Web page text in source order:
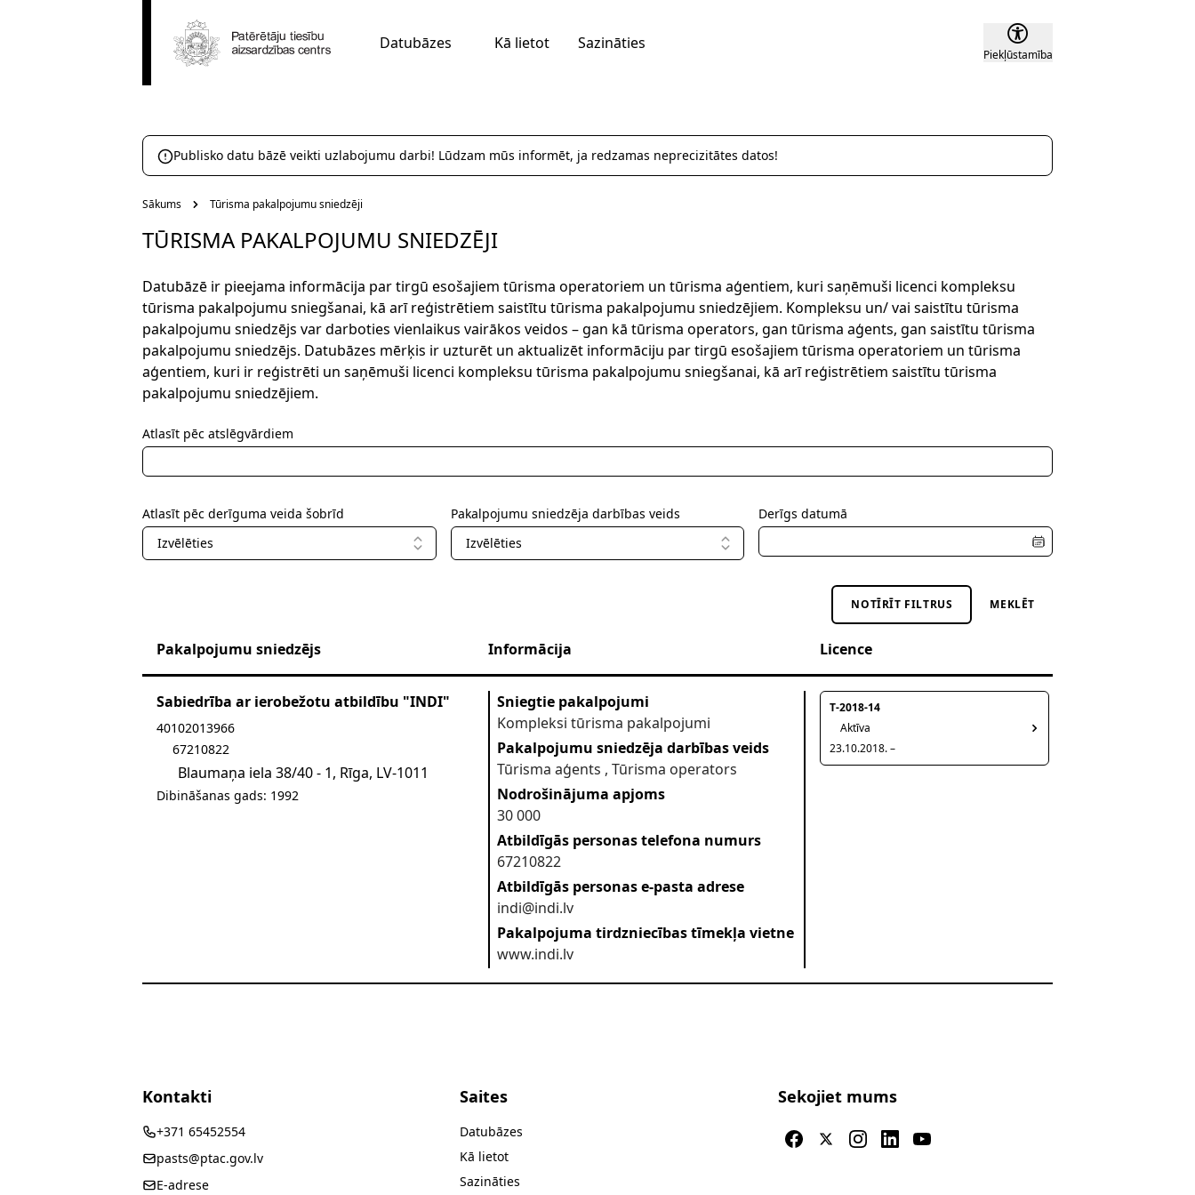
Datubāzes Kā lietot Sazināties
Piekļūstamība
Publisko datu bāzē veikti uzlabojumu darbi! Lūdzam mūs informēt, ja redzamas neprecizitātes datos!
Sākums Tūrisma pakalpojumu sniedzēji
TŪRISMA PAKALPOJUMU SNIEDZĒJI
Datubāzē ir pieejama informācija par tirgū esošajiem tūrisma operatoriem un tūrisma aģentiem, kuri saņēmuši licenci kompleksu
tūrisma pakalpojumu sniegšanai, kā arī reģistrētiem saistītu tūrisma pakalpojumu sniedzējiem. Kompleksu un/ vai saistītu tūrisma
pakalpojumu sniedzējs var darboties vienlaikus vairākos veidos – gan kā tūrisma operators, gan tūrisma aģents, gan saistītu tūrisma
pakalpojumu sniedzējs. Datubāzes mērķis ir uzturēt un aktualizēt informāciju par tirgū esošajiem tūrisma operatoriem un tūrisma
aģentiem, kuri ir reģistrēti un saņēmuši licenci kompleksu tūrisma pakalpojumu sniegšanai, kā arī reģistrētiem saistītu tūrisma
pakalpojumu sniedzējiem.
Atlasīt pēc atslēgvārdiem
Atlasīt pēc derīguma veida šobrīd
Izvēlēties
Pakalpojumu sniedzēja darbības veids
Izvēlēties
Derīgs datumā
NOTĪRĪT FILTRUS MEKLĒT
Pakalpojumu sniedzējs Informācija Licence
Sabiedrība ar ierobežotu atbildību "INDI"
40102013966
67210822
Blaumaņa iela 38/40 - 1, Rīga, LV-1011
Dibināšanas gads: 1992
Sniegtie pakalpojumi
Kompleksi tūrisma pakalpojumi
Pakalpojumu sniedzēja darbības veids
Tūrisma aģents , Tūrisma operators
Nodrošinājuma apjoms
30 000
Atbildīgās personas telefona numurs
67210822
Atbildīgās personas e-pasta adrese
indi@indi.lv
Pakalpojuma tirdzniecības tīmekļa vietne
www.indi.lv
T-2018-14
Aktīva
23.10.2018. –
Kontakti
+371 65452554
pasts@ptac.gov.lv
E-adrese
Saites
Datubāzes
Kā lietot
Sazināties
Sekojiet mums